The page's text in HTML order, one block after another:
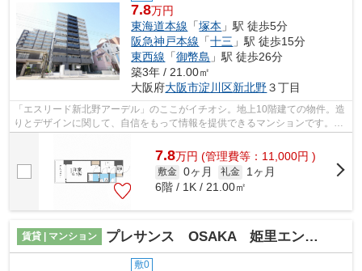
7.8万円
東海道本線 「塚本 」駅 徒歩5分
阪急神戸本線 「十三 」駅 徒歩15分
東西線 「御幣島 」駅 徒歩26分
築3年 / 21.00㎡
大阪府大阪市淀川区新北野３丁目
「エスリード新北野アーデル」のここがイチオシ。地上10階建ての物件。造
りとデザインに関して、自信をもって情報を提供できるマンションです。こ
ちらは初期費用をカードでお支払いい...
7.8万円 (管理費等：11,000円 )
敷金 0ヶ月 礼金
1ヶ月
6階 / 1K / 21.00㎡
賃貸 | マンション プレサンス OSAKA 姫里エンファシス
敷0